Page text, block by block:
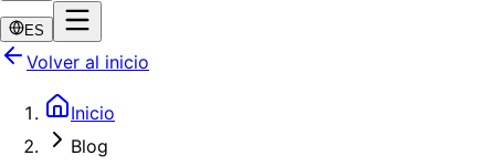
ES
Volver al inicio
Inicio
Blog